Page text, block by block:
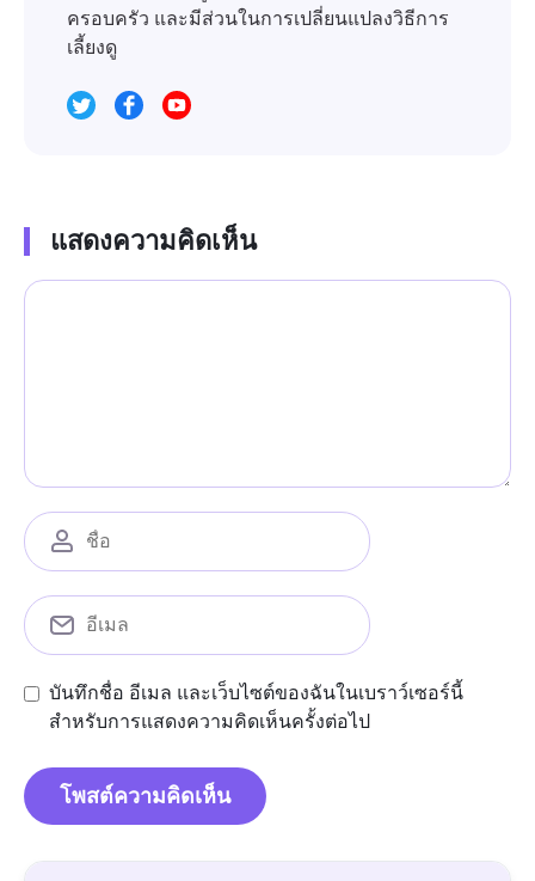
ครอบครัว และมีส่วนในการเปลี่ยนแปลงวิธีการ
เลี้ยงดู
แสดงความคิดเห็น
บันทึกชื่อ อีเมล และเว็บไซต์ของฉันในเบราว์เซอร์นี้
สำหรับการแสดงความคิดเห็นครั้งต่อไป